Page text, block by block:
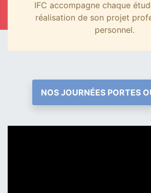
IFC accompagne chaque
réalisation de son projet
personnel.
NOS JOURNÉES PORTES